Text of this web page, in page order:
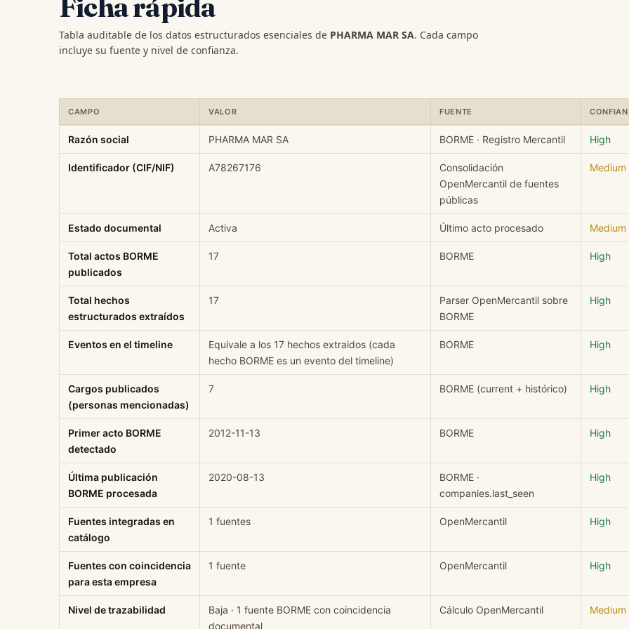
Ficha rápida
Tabla auditable de los datos estructurados esenciales de PHARMA MAR SA. Cada campo
incluye su fuente y nivel de confianza.
CAMPO VALOR FUENTE
Razón social PHARMA MAR SA BORME · Registro Mercantil High
Identificador (CIF/NIF) A78267176
Consolidación
OpenMercantil de fuentes
públicas
Medium
Estado documental Activa Último acto procesado Medium
Total actos BORME
publicados
17 BORME High
Total hechos
estructurados extraídos
17
Parser OpenMercantil sobre
BORME
High
Eventos en el timeline
Equivale a los 17 hechos extraidos (cada
hecho BORME es un evento del timeline)
BORME High
Cargos publicados
(personas mencionadas)
7 BORME (current + histórico) High
Primer acto BORME
detectado
2012-11-13 BORME High
Última publicación
BORME procesada
2020-08-13
BORME ·
companies.last_seen
High
Fuentes integradas en
catálogo
1 fuentes OpenMercantil High
Fuentes con coincidencia
para esta empresa
1 fuente OpenMercantil High
Nivel de trazabilidad
Baja · 1 fuente BORME con coincidencia
documental
Cálculo OpenMercantil Medium